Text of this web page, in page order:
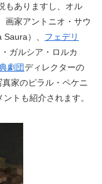
もありますし、オル
画家アントニオ・サウ
）、 フェデリ
ガルシア・ロルカ
劇団ディレクターの
家のピラル・ペケニ
トも紹介されます。